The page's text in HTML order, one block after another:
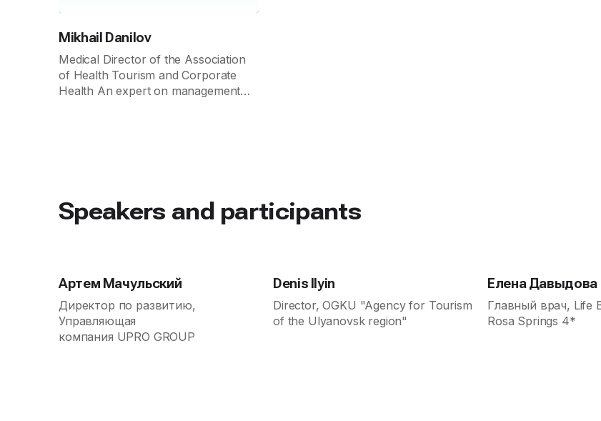
Mikhail Danilov
Medical Director of the Association
of Health Tourism and Corporate
Health An expert on management
Speakers and participants
Артем Мачульский
Директор по развитию,
Управляющая
компания UPRO GROUP
Denis Ilyin
Director, OGKU "Agency for Tourism
of the Ulyanovsk region"
Елена Давыдова
Главный врач, Life
Rosa Springs 4*